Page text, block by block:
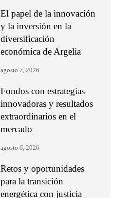
El papel de la innovación
y la inversión en la
diversificación
económica de Argelia
agosto 7, 2026
Fondos con estrategias
innovadoras y resultados
extraordinarios en el
mercado
agosto 6, 2026
Retos y oportunidades
para la transición
energética con justicia